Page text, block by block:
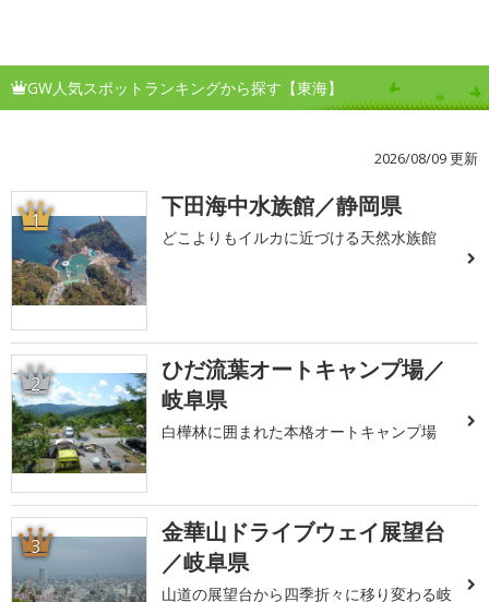
GW人気スポットランキングから探す【東海】
2026/08/09 更新
1 下田海中水族館／静岡県
どこよりもイルカに近づける天然水族館
2
ひだ流葉オートキャンプ場／
岐阜県
白樺林に囲まれた本格オートキャンプ場
3
金華山ドライブウェイ展望台
／岐阜県
山道の展望台から四季折々に移り変わる岐